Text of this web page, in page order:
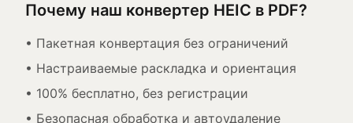
Почему наш конвертер HEIC в PDF?
• Пакетная конвертация без ограничений
• Настраиваемые раскладка и ориентация
• 100% бесплатно, без регистрации
• Безопасная обработка и автоудаление